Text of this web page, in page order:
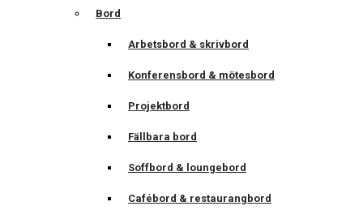
Bord
Arbetsbord & skrivbord
Konferensbord & mötesbord
Projektbord
Fällbara bord
Soffbord & loungebord
Cafébord & restaurangbord